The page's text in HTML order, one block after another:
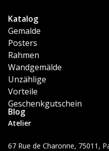
Atelier
67 Rue de Charonne, 75011,
Katalog
Gemalde
Posters
Rahmen
Wandgemälde
Unzählige
Vorteile
Geschenkgutschein
Blog